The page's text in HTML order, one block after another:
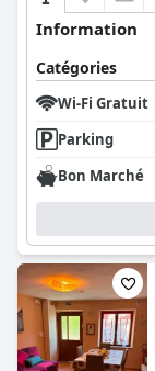
Information
Catégories
Wi-Fi Gratuit
Parking
Bon Marché